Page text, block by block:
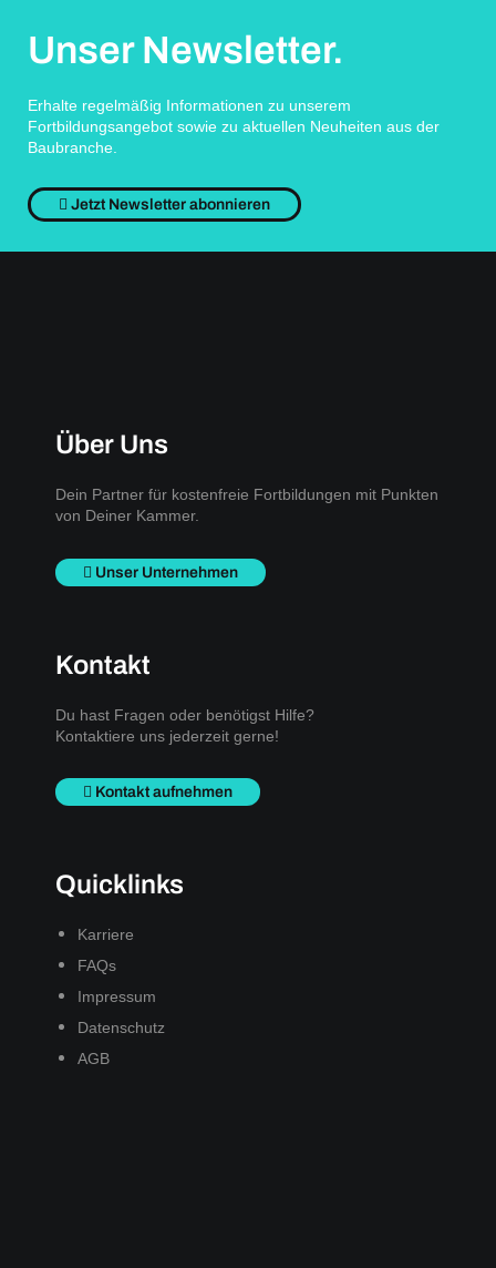
Unser Newsletter.
Erhalte regelmäßig Informationen zu unserem
Fortbildungsangebot sowie zu aktuellen Neuheiten aus der
Baubranche.
Jetzt Newsletter abonnieren
Über Uns
Dein Partner für kostenfreie Fortbildungen mit Punkten
von Deiner Kammer.
Unser Unternehmen
Kontakt
Du hast Fragen oder benötigst Hilfe?
Kontaktiere uns jederzeit gerne!
Kontakt aufnehmen
Quicklinks
Karriere
FAQs
Impressum
Datenschutz
AGB